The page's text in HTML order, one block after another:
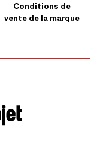
Conditions de
vente de la marque